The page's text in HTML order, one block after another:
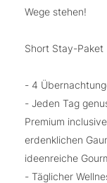
Wege stehen!
Short Stay-Paket
- 4
- Jeden Tag
Premium
erdenklichen
ideenreiche
- Täglicher